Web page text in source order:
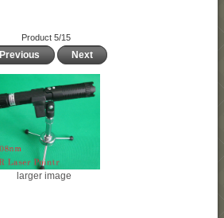
Product 5/15
Previous Next
larger image